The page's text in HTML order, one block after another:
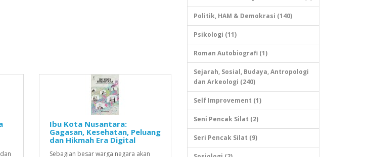
Ibu Kota Nusantara:
Gagasan, Kesehatan, Peluang
dan Hikmah Era Digital
Sebagian besar warga negara akan
Politik, HAM & Demokrasi (140)
Psikologi (11)
Roman Autobiografi (1)
Sejarah, Sosial, Budaya, Antropologi
dan Arkeologi (240)
Self Improvement (1)
Seni Pencak Silat (2)
Seri Pencak Silat (9)